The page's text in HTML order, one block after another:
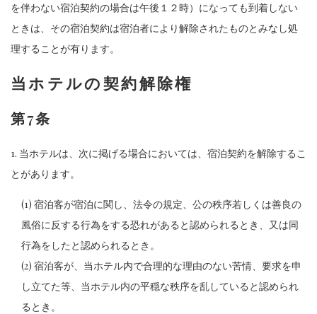
を伴わない宿泊契約の場合は午後１２時）になっても到着しない
ときは、その宿泊契約は宿泊者により解除されたものとみなし処
理することが有ります。
当ホテルの契約解除権
第7条
1. 当ホテルは、次に掲げる場合においては、宿泊契約を解除するこ
とがあります。
(1) 宿泊客が宿泊に関し、法令の規定、公の秩序若しくは善良の
風俗に反する行為をする恐れがあると認められるとき、又は同
行為をしたと認められるとき。
(2) 宿泊客が、当ホテル内で合理的な理由のない苦情、要求を申
し立てた等、当ホテル内の平穏な秩序を乱していると認められ
るとき。